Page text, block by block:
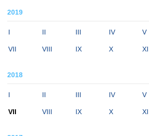
2019
I II III IV V
VII VIII IX X XI
2018
I II III IV V
VII VIII IX X XI